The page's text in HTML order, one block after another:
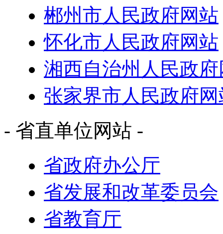
郴州市人民政府网站
怀化市人民政府网站
湘西自治州人民政
张家界市人民政府网
- 省直单位网站 -
省政府办公厅
省发展和改革委员会
省教育厅